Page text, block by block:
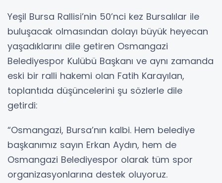
Yeşil Bursa Rallisi’nin 50’nci kez Bursalılar ile
buluşacak olmasından dolayı büyük heyecan
yaşadıklarını dile getiren Osmangazi
Belediyespor Kulübü Başkanı ve aynı zamanda
eski bir ralli hakemi olan Fatih Karayılan,
toplantıda düşüncelerini şu sözlerle dile
getirdi:
“Osmangazi, Bursa’nın kalbi. Hem belediye
başkanımız sayın Erkan Aydın, hem de
Osmangazi Belediyespor olarak tüm spor
organizasyonlarına destek oluyoruz.